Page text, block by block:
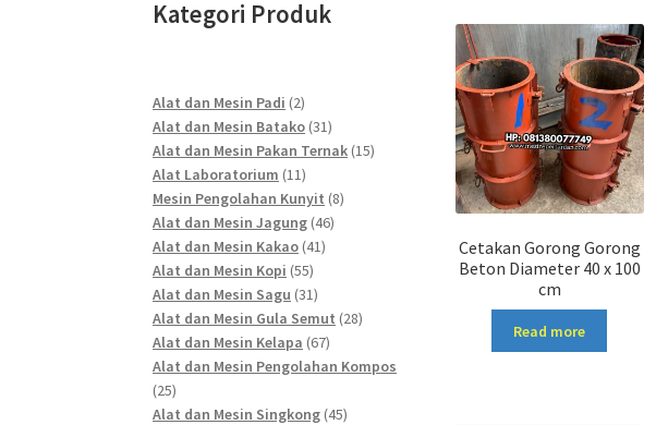
Cetakan Gorong Gorong
Beton Diameter 40 x 100
cm
Read more
Kategori Produk
Alat dan Mesin Padi 22
products
Alat dan Mesin Batako 3131
products
Alat dan Mesin Pakan Ternak 1515
Alat Laboratorium 1111
products
Mesin Pengolahan Kunyit 88
Alat dan Mesin Jagung 4646
Alat dan Mesin Kakao 4141
Alat dan Mesin Kopi 5555
products
Alat dan Mesin Sagu 3131
products
Alat dan Mesin Gula Semut 2828
Alat dan Mesin Kelapa 6767
products
Alat dan Mesin Pengolahan Kompos
2525
products
Alat dan Mesin Singkong 4545